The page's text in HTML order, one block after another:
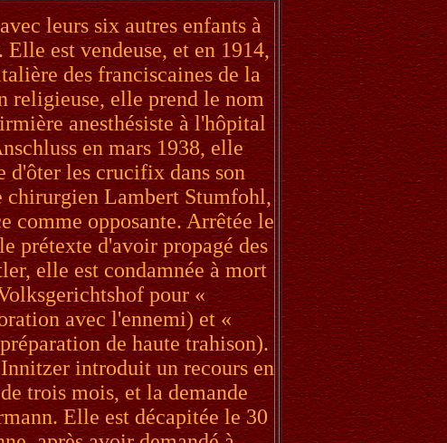
leurs six autres enfants à
est vendeuse, et en 1914,
des franciscaines de la
religieuse, elle prend le nom
anesthésiste à l'hôpital
en mars 1938, elle
d'ôter les crucifix dans son
Lambert Stumfohl,
comme opposante. Arrêtée le
prétexte d'avoir propagé des
elle est condamnée à mort
pour «
avec l'ennemi) et «
de haute trahison).
introduit un recours en
trois mois, et la demande
Elle est décapitée le 30